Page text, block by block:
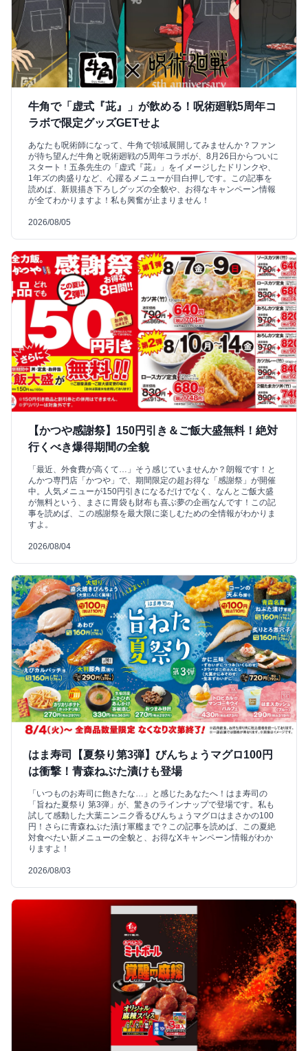
牛角で「虚式『茈』」が飲める！呪術廻戦5周年コ
ラボで限定グッズGETせよ
あなたも呪術師になって、牛角で領域展開してみませんか？ファン
が待ち望んだ牛角と呪術廻戦の5周年コラボが、8月26日からついに
スタート！五条先生の「虚式『茈』」をイメージしたドリンクや、
1年ズの肉盛りなど、心躍るメニューが目白押しです。この記事を
読めば、新規描き下ろしグッズの全貌や、お得なキャンペーン情報
が全てわかりますよ！私も興奮が止まりません！
2026/08/05
【かつや感謝祭】150円引き＆ご飯大盛無料！絶対
行くべき爆得期間の全貌
「最近、外食費が高くて…」そう感じていませんか？朗報です！と
んかつ専門店「かつや」で、期間限定の超お得な「感謝祭」が開催
中。人気メニューが150円引きになるだけでなく、なんとご飯大盛
が無料という、まさに胃袋も財布も喜ぶ夢の企画なんです！この記
事を読めば、この感謝祭を最大限に楽しむための全情報がわかりま
すよ。
2026/08/04
はま寿司【夏祭り第3弾】びんちょうマグロ100円
は衝撃！青森ねぶた漬けも登場
「いつものお寿司に飽きたな…」と感じたあなたへ！はま寿司の
「旨ねた夏祭り 第3弾」が、驚きのラインナップで登場です。私も
試して感動した大葉ニンニク香るびんちょうマグロはまさかの100
円！さらに青森ねぶた漬け軍艦まで？この記事を読めば、この夏絶
対食べたい新メニューの全貌と、お得なXキャンペーン情報がわか
りますよ！
2026/08/03